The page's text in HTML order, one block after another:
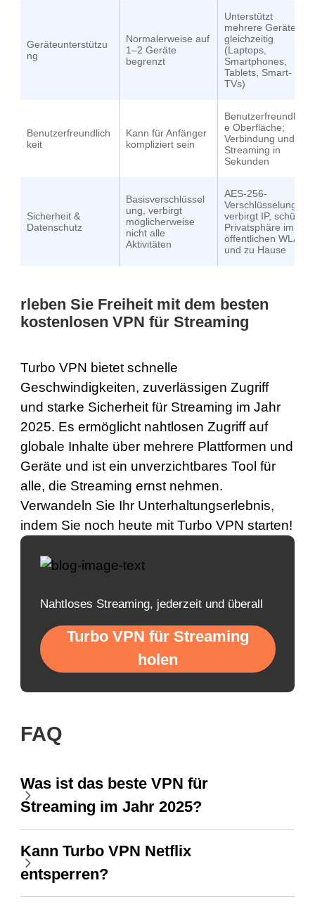
Geräteunterstützu
ng
Normalerweise auf
1–2 Geräte
begrenzt
Unterstützt
mehrere Geräte
gleichzeitig
(Laptops,
Smartphones,
Tablets, Smart-
TVs)
Benutzerfreundlich
keit
Kann für Anfänger
kompliziert sein
Benutzerfreundlich
e Oberfläche;
Verbindung und
Streaming in
Sekunden
Sicherheit &
Datenschutz
Basisverschlüssel
ung, verbirgt
möglicherweise
nicht alle
Aktivitäten
AES-256-
Verschlüsselung
verbirgt IP, schützt
Privatsphäre im
öffentlichen WLAN
und zu Hause
rleben Sie Freiheit mit dem besten
kostenlosen VPN für Streaming
Turbo VPN bietet schnelle
Geschwindigkeiten, zuverlässigen Zugriff
und starke Sicherheit für Streaming im Jahr
2025. Es ermöglicht nahtlosen Zugriff auf
globale Inhalte über mehrere Plattformen und
Geräte und ist ein unverzichtbares Tool für
alle, die Streaming ernst nehmen.
Verwandeln Sie Ihr Unterhaltungserlebnis,
indem Sie noch heute mitTurbo VPN starten!
Nahtloses Streaming, jederzeit und überall
Turbo VPN für Streaming
holen
FAQ
Was ist das beste VPN für
Streaming im Jahr 2025?
Kann Turbo VPN Netflix
entsperren?